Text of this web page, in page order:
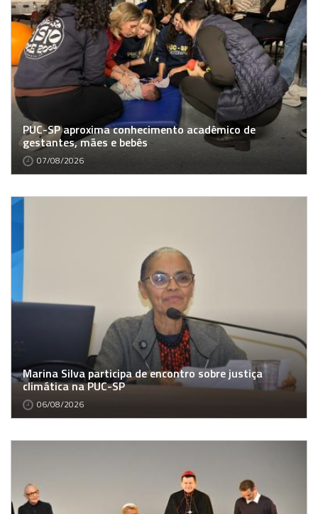
PUC-SP aproxima conhecimento acadêmico de
gestantes, mães e bebês
07/08/2026
Marina Silva participa de encontro sobre justiça
climática na PUC-SP
06/08/2026